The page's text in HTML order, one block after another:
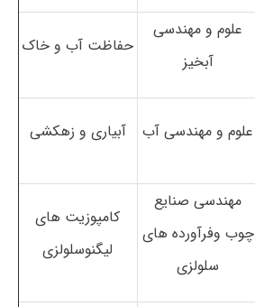
علوم و مهندسی
آبخیز
حفاظت آب و خاک
علوم و مهندسی آب آبیاری و زهکشی
مهندسی صنایع
چوب وفرآورده های
سلولزی
کامپوزیت های
لیگنوسلولزی